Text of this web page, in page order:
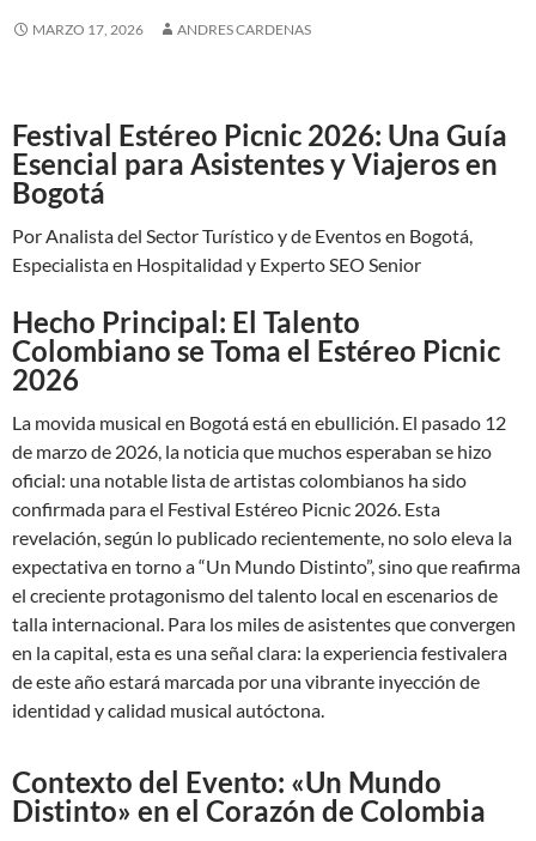
MARZO 17, 2026 ANDRES CARDENAS
Festival Estéreo Picnic 2026: Una Guía
Esencial para Asistentes y Viajeros en
Bogotá
Por Analista del Sector Turístico y de Eventos en Bogotá,
Especialista en Hospitalidad y Experto SEO Senior
Hecho Principal: El Talento
Colombiano se Toma el Estéreo Picnic
2026
La movida musical en Bogotá está en ebullición. El pasado 12
de marzo de 2026, la noticia que muchos esperaban se hizo
oficial: una notable lista de artistas colombianos ha sido
confirmada para el Festival Estéreo Picnic 2026. Esta
revelación, según lo publicado recientemente, no solo eleva la
expectativa en torno a “Un Mundo Distinto”, sino que reafirma
el creciente protagonismo del talento local en escenarios de
talla internacional. Para los miles de asistentes que convergen
en la capital, esta es una señal clara: la experiencia festivalera
de este año estará marcada por una vibrante inyección de
identidad y calidad musical autóctona.
Contexto del Evento: «Un Mundo
Distinto» en el Corazón de Colombia